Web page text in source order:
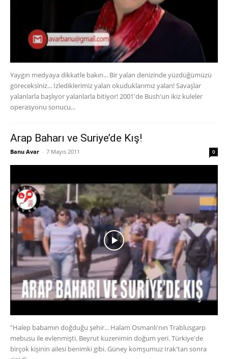
Yaygın medyaya dikkatle bakın... Bir yalan denizinde yüzdüğümüzü
göreceksiniz... İzlediklerimiz yalan okuduklarımız yalan! Savaşlar
yalanlarla başlıyor yalanlarla bitiyor! 2001'de Bush'un ikiz kuleler
operasyonu sonucu...
Arap Baharı ve Suriye’de Kış!
Banu Avar - 7 Mayıs 2011 0
"Halep babamın doğduğu şehir... Halam Osmanlı'nın Trablusgarp
mebusu ile evlenmişti. Beyrut kuzenimin doğum yeri. Türkiye'de
birçok kişinin ailesi benimki gibi. Güney komşumuz Irak'tan sonra